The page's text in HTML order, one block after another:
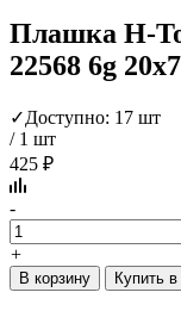
Плашка H-
22568 6g
✓Доступно: 17 шт
/ 1 шт
425 ₽
-
+
В корзину Купить